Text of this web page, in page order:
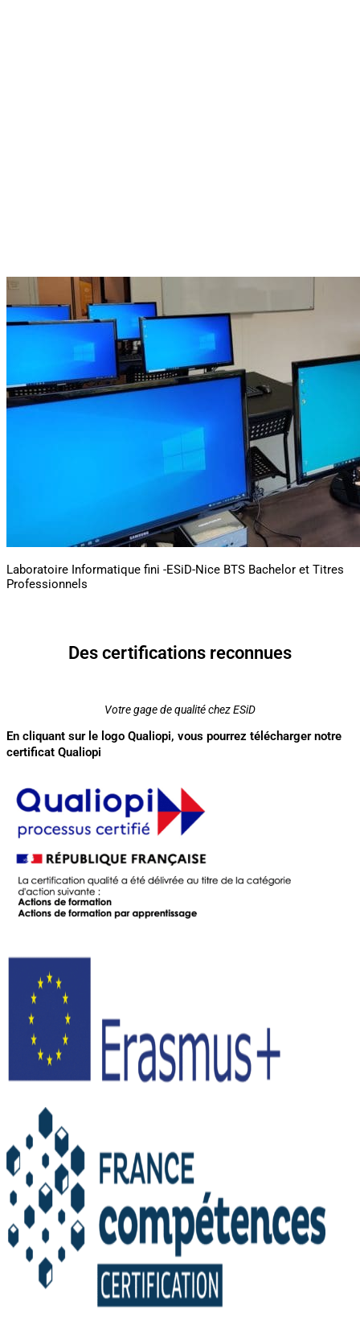
Laboratoire Informatique fini -ESiD-Nice BTS Bachelor et Titres
Professionnels
Des certifications reconnues
Votre gage de qualité chez ESiD
En cliquant sur le logo Qualiopi, vous pourrez télécharger notre
certificat Qualiopi